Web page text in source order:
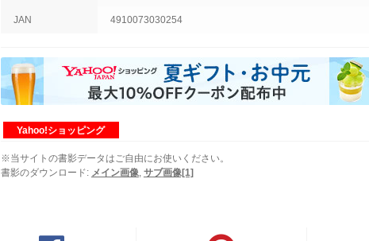
売
100
第
2
JAN 4910073030254
Yahoo!ショッピング
※当サイトの書影データはご自由にお使いください。
書影のダウンロード: メイン画像, サブ画像[1]